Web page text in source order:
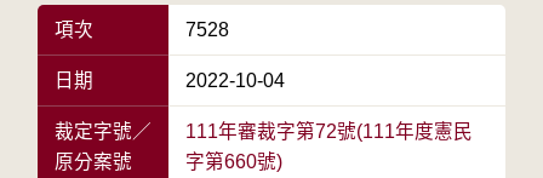
項次 7528
日期 2022-10-04
裁定字號／
原分案號
111年審裁字第72號(111年度憲民
字第660號)